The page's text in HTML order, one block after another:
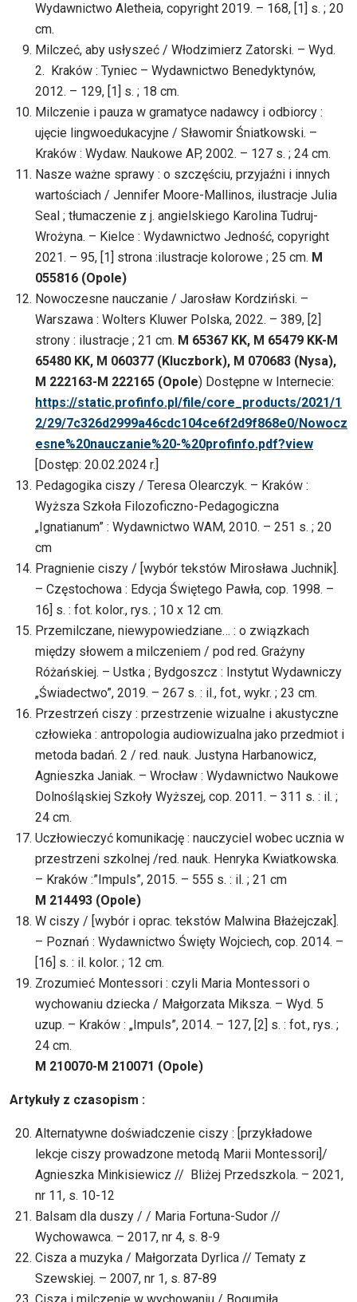
Wydawnictwo Aletheia, copyright 2019. – 168, [1] s. ; 20
cm.
Milczeć, aby usłyszeć / Włodzimierz Zatorski. – Wyd.
2. Kraków : Tyniec – Wydawnictwo Benedyktynów,
2012. – 129, [1] s. ; 18 cm.
Milczenie i pauza w gramatyce nadawcy i odbiorcy :
ujęcie lingwoedukacyjne / Sławomir Śniatkowski. –
Kraków : Wydaw. Naukowe AP, 2002. – 127 s. ; 24 cm.
Nasze ważne sprawy : o szczęściu, przyjaźni i innych
wartościach / Jennifer Moore-Mallinos, ilustracje Julia
Seal ; tłumaczenie z j. angielskiego Karolina Tudruj-
Wrożyna. – Kielce : Wydawnictwo Jedność, copyright
2021. – 95, [1] strona :ilustracje kolorowe ; 25 cm. M
055816 (Opole)
Nowoczesne nauczanie / Jarosław Kordziński. –
Warszawa : Wolters Kluwer Polska, 2022. – 389, [2]
strony : ilustracje ; 21 cm. M 65367 KK, M 65479 KK-M
65480 KK, M 060377 (Kluczbork), M 070683 (Nysa),
M 222163-M 222165 (Opole) Dostępne w Internecie:
https://static.profinfo.pl/file/core_products/2021/1
2/29/7c326d2999a46cdc104ce6f2d9f868e0/Nowocz
esne%20nauczanie%20-%20profinfo.pdf?view
[Dostęp: 20.02.2024 r.]
Pedagogika ciszy / Teresa Olearczyk. – Kraków :
Wyższa Szkoła Filozoficzno-Pedagogiczna
„Ignatianum” : Wydawnictwo WAM, 2010. – 251 s. ; 20
cm
Pragnienie ciszy / [wybór tekstów Mirosława Juchnik].
– Częstochowa : Edycja Świętego Pawła, cop. 1998. –
16] s. : fot. kolor., rys. ; 10 x 12 cm.
Przemilczane, niewypowiedziane… : o związkach
między słowem a milczeniem / pod red. Grażyny
Różańskiej. – Ustka ; Bydgoszcz : Instytut Wydawniczy
„Świadectwo”, 2019. – 267 s. : il., fot., wykr. ; 23 cm.
Przestrzeń ciszy : przestrzenie wizualne i akustyczne
człowieka : antropologia audiowizualna jako przedmiot i
metoda badań. 2 / red. nauk. Justyna Harbanowicz,
Agnieszka Janiak. – Wrocław : Wydawnictwo Naukowe
Dolnośląskiej Szkoły Wyższej, cop. 2011. – 311 s. : il. ;
24 cm.
Uczłowieczyć komunikację : nauczyciel wobec ucznia w
przestrzeni szkolnej /red. nauk. Henryka Kwiatkowska.
– Kraków :”Impuls”, 2015. – 555 s. : il. ; 21 cm
M 214493 (Opole)
W ciszy / [wybór i oprac. tekstów Malwina Błażejczak].
– Poznań : Wydawnictwo Święty Wojciech, cop. 2014. –
[16] s. : il. kolor. ; 12 cm.
Zrozumieć Montessori : czyli Maria Montessori o
wychowaniu dziecka / Małgorzata Miksza. – Wyd. 5
uzup. – Kraków : „Impuls”, 2014. – 127, [2] s. : fot., rys. ;
24 cm.
M 210070-M 210071 (Opole)
Artykuły z czasopism :
Alternatywne doświadczenie ciszy : [przykładowe
lekcje ciszy prowadzone metodą Marii Montessori]/
Agnieszka Minkisiewicz // Bliżej Przedszkola. – 2021,
nr 11, s. 10-12
Balsam dla duszy / / Maria Fortuna-Sudor //
Wychowawca. – 2017, nr 4, s. 8-9
Cisza a muzyka / Małgorzata Dyrlica // Tematy z
Szewskiej. – 2007, nr 1, s. 87-89